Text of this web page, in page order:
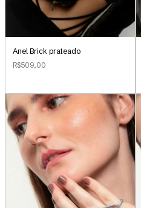
Anel Brick prateado
R$509,00